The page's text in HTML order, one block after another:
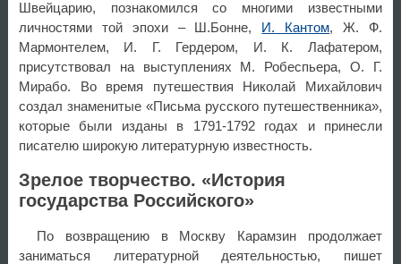
Швейцарию, познакомился со многими известными
личностями той эпохи – Ш.Бонне,
И. Кантом, Ж. Ф.
Мармонтелем, И. Г. Гердером, И. К. Лафатером,
присутствовал на выступлениях М. Робеспьера, О. Г.
Мирабо. Во время путешествия Николай Михайлович
создал знаменитые «Письма русского путешественника»,
которые были изданы в 1791-1792 годах и принесли
писателю широкую литературную известность.
Зрелое творчество. «История
государства Российского»
По возвращению в Москву Карамзин продолжает
заниматься литературной деятельностью, пишет